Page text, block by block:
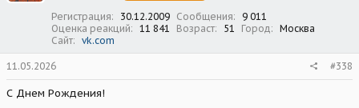
Регистрация 30.12.2009 Сообщения
9 011
Оценка реакций
11 841 Возраст 51 Город
Москва
Сайт
vk.com
11.05.2026 #338
С Днем Рождения!